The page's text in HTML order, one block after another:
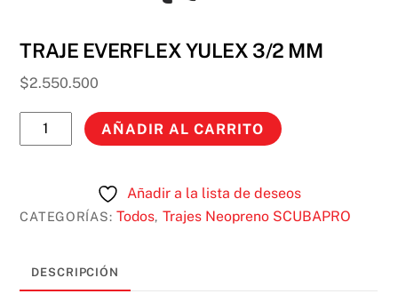
TRAJE EVERFLEX YULEX 3/2 MM
$2.550.500
TRAJE
EVERFLEX
MM
AÑADIR AL CARRITO
Añadir a la lista de deseos
CATEGORÍAS:Todos, Trajes Neopreno SCUBAPRO
DESCRIPCIÓN